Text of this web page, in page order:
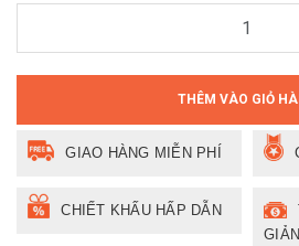
THÊM VÀO GIỎ
GIAO HÀNG MIỄN PHÍ
CHIẾT KHẤU HẤP DẪN
GIẢN